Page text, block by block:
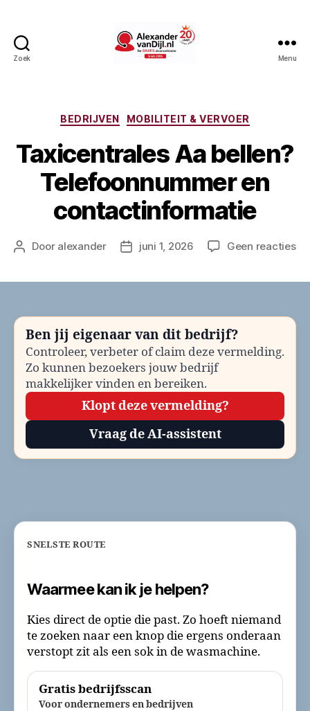
Zoek Menu
Categorieën
BEDRIJVEN MOBILITEIT & VERVOER
Taxicentrales Aa bellen?
Telefoonnummer en
contactinformatie
Berichtauteur
Door alexander Berichtdatum
juni 1, 2026 Geen reactiesop
en
Ben jij eigenaar van dit bedrijf?
Controleer, verbeter of claim deze vermelding.
Zo kunnen bezoekers jouw bedrijf
makkelijker vinden en bereiken.
Klopt deze vermelding?
Vraag de AI-assistent
SNELSTE ROUTE
Waarmee kan ik je helpen?
Kies direct de optie die past. Zo hoeft niemand
te zoeken naar een knop die ergens onderaan
verstopt zit als een sok in de wasmachine.
Gratis bedrijfsscan
Voor ondernemers en bedrijven